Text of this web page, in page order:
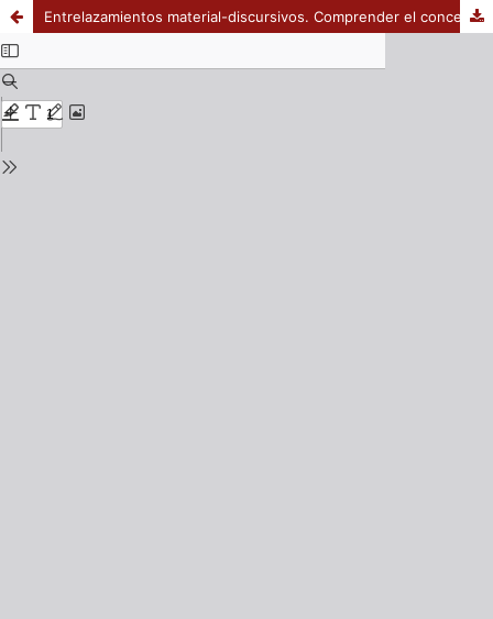
Entrelazamientos material-discursivos. Comprender el concepto del dispositivo